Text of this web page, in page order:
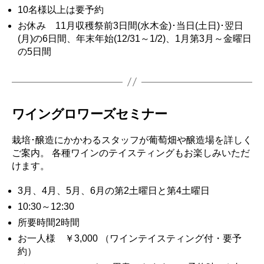
10名様以上は要予約
お休み 11月収穫祭前3日間(水木金)･当日(土日)･翌日
(月)の6日間、年末年始(12/31～1/2)、1月第3月～金曜日
の5日間
ワイングロワーズセミナー
栽培･醸造にかかわるスタッフが葡萄畑や醸造場を詳しく
ご案内。 各種ワインのテイスティングもお楽しみいただ
けます。
3月、4月、5月、6月の第2土曜日と第4土曜日
10:30～12:30
所要時間2時間
お一人様 ￥3,000 （ワインテイスティング付・要予
約）